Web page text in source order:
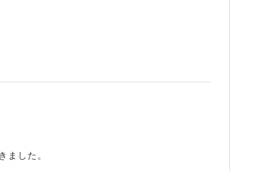
した。